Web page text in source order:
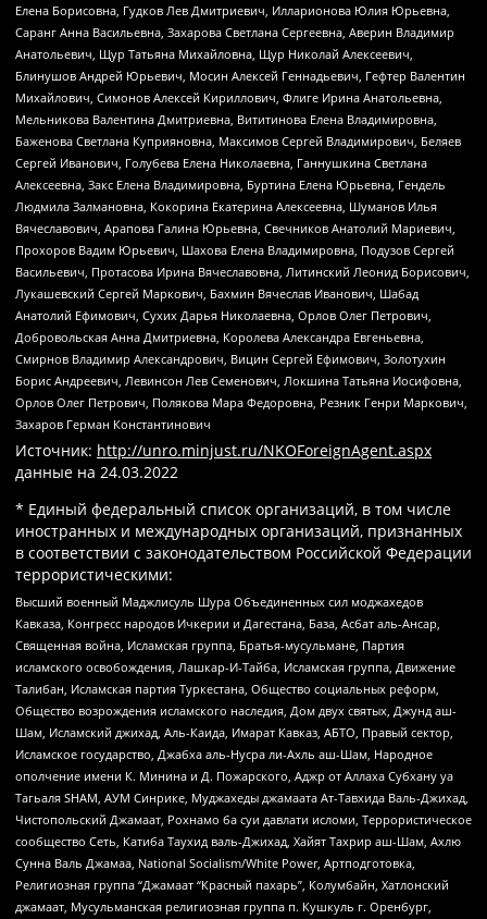
Елена Борисовна, Гудков Лев Дмитриевич, Илларионова Юлия Юрьевна,
Саранг Анна Васильевна, Захарова Светлана Сергеевна, Аверин Владимир
Анатольевич, Щур Татьяна Михайловна, Щур Николай Алексеевич,
Блинушов Андрей Юрьевич, Мосин Алексей Геннадьевич, Гефтер Валентин
Михайлович, Симонов Алексей Кириллович, Флиге Ирина Анатольевна,
Мельникова Валентина Дмитриевна, Вититинова Елена Владимировна,
Баженова Светлана Куприяновна, Максимов Сергей Владимирович, Беляев
Сергей Иванович, Голубева Елена Николаевна, Ганнушкина Светлана
Алексеевна, Закс Елена Владимировна, Буртина Елена Юрьевна, Гендель
Людмила Залмановна, Кокорина Екатерина Алексеевна, Шуманов Илья
Вячеславович, Арапова Галина Юрьевна, Свечников Анатолий Мариевич,
Прохоров Вадим Юрьевич, Шахова Елена Владимировна, Подузов Сергей
Васильевич, Протасова Ирина Вячеславовна, Литинский Леонид Борисович,
Лукашевский Сергей Маркович, Бахмин Вячеслав Иванович, Шабад
Анатолий Ефимович, Сухих Дарья Николаевна, Орлов Олег Петрович,
Добровольская Анна Дмитриевна, Королева Александра Евгеньевна,
Смирнов Владимир Александрович, Вицин Сергей Ефимович, Золотухин
Борис Андреевич, Левинсон Лев Семенович, Локшина Татьяна Иосифовна,
Орлов Олег Петрович, Полякова Мара Федоровна, Резник Генри Маркович,
Захаров Герман Константинович
Источник: http://unro.minjust.ru/NKOForeignAgent.aspx
данные на 24.03.2022
* Единый федеральный список организаций, в том числе
иностранных и международных организаций, признанных
в соответствии с законодательством Российской Федерации
террористическими:
Высший военный Маджлисуль Шура Объединенных сил моджахедов
Кавказа, Конгресс народов Ичкерии и Дагестана, База, Асбат аль-Ансар,
Священная война, Исламская группа, Братья-мусульмане, Партия
исламского освобождения, Лашкар-И-Тайба, Исламская группа, Движение
Талибан, Исламская партия Туркестана, Общество социальных реформ,
Общество возрождения исламского наследия, Дом двух святых, Джунд аш-
Шам, Исламский джихад, Аль-Каида, Имарат Кавказ, АБТО, Правый сектор,
Исламское государство, Джабха аль-Нусра ли-Ахль аш-Шам, Народное
ополчение имени К. Минина и Д. Пожарского, Аджр от Аллаха Субхану уа
Тагьаля SHAM, АУМ Синрике, Муджахеды джамаата Ат-Тавхида Валь-Джихад,
Чистопольский Джамаат, Рохнамо ба суи давлати исломи, Террористическое
сообщество Сеть, Катиба Таухид валь-Джихад, Хайят Тахрир аш-Шам, Ахлю
Сунна Валь Джамаа, National Socialism/White Power, Артподготовка,
Религиозная группа “Джамаат “Красный пахарь”, Колумбайн, Хатлонский
джамаат, Мусульманская религиозная группа п. Кушкуль г. Оренбург,